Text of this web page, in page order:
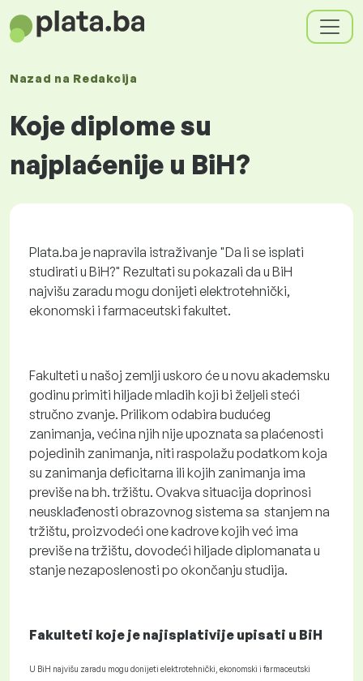
Nazad na Redakcija
Koje diplome su
najplaćenije u BiH?
Plata.ba je napravila istraživanje "Da li se isplati
studirati u BiH?" Rezultati su pokazali da u BiH
najvišu zaradu mogu donijeti elektrotehnički,
ekonomski i farmaceutski fakultet.
Fakulteti u našoj zemlji uskoro će u novu akademsku
godinu primiti hiljade mladih koji bi željeli steći
stručno zvanje. Prilikom odabira budućeg
zanimanja, većina njih nije upoznata sa plaćenosti
pojedinih zanimanja, niti raspolažu podatkom koja
su zanimanja deficitarna ili kojih zanimanja ima
previše na bh. tržištu. Ovakva situacija doprinosi
neusklađenosti obrazovnog sistema sa stanjem na
tržištu, proizvodeći one kadrove kojih već ima
previše na tržištu, dovodeći hiljade diplomanata u
stanje nezaposlenosti po okončanju studija.
Fakulteti koje je najisplativije upisati u BiH
U BiH najvišu zaradu mogu donijeti elektrotehnički, ekonomski i farmaceutski